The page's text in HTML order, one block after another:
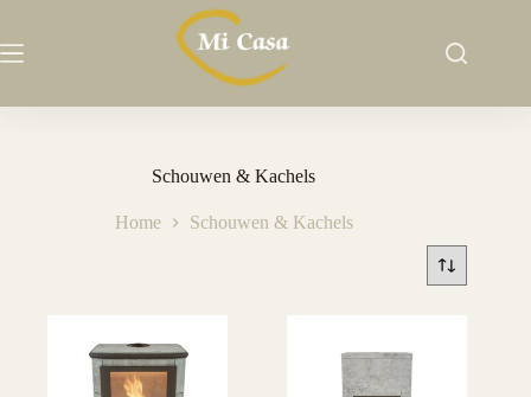
de
Schouwen & Kachels
Home Schouwen & Kachels